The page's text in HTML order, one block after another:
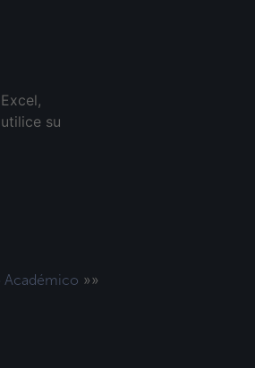
su
Académico »»